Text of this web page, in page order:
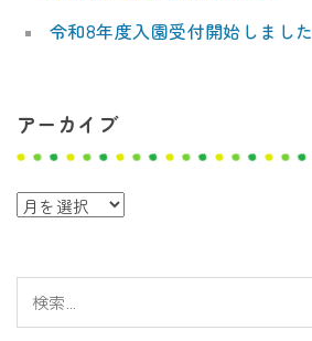
令和8年度入園受付開始しました
アーカイブ
ア
カ
イ
検
索: